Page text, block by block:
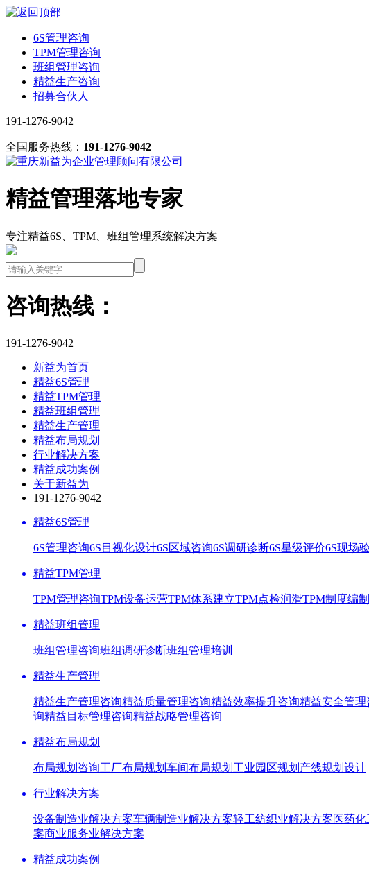
6S管理咨询
TPM管理咨询
班组管理咨询
精益生产咨询
招募合伙人
191-1276-9042
全国服务热线： 191-1276-9042
精益管理落地专家
专注精益6S、TPM、班组管理系统解决方案
咨询热线：
191-1276-9042
新益为首页
精益6S管理
精益TPM管理
精益班组管理
精益生产管理
精益布局规划
行业解决方案
精益成功案例
关于新益为
191-1276-9042
精益6S管理
6S管理咨询6S目视化设计6S区域咨询6S调研诊断6S星级评价6S现场
精益TPM管理
TPM管理咨询TPM设备运营TPM体系建立TPM点检润滑TPM制度编制
精益班组管理
班组管理咨询班组调研诊断班组管理培训
精益生产管理
精益生产管理咨询精益质量管理咨询精益效率提升咨询精益安全管理
询精益目标管理咨询精益战略管理咨询
精益布局规划
布局规划咨询工厂布局规划 车间布局规划 工业园区规划 产线规划设计
行业解决方案
设备制造业解决方案车辆制造业解决方案轻工纺织业解决方案医药
案商业服务业解决方案
精益成功案例